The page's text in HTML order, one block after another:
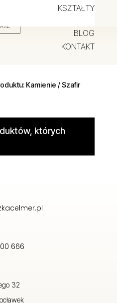
KSZTAŁTY
BLOG
KONTAKT
Kamienie / Szafir
których
666
32